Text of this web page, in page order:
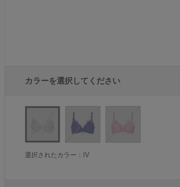
カラーを選択してください
選択されたカラー：IV